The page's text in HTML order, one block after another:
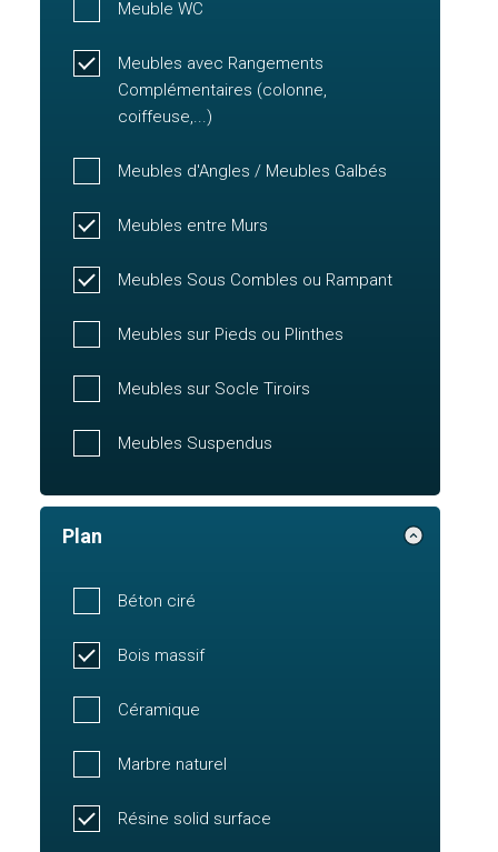
Meuble WC
Meubles avec Rangements
Complémentaires (colonne,
coiffeuse,...)
Meubles d'Angles / Meubles Galbés
Meubles entre Murs
Meubles Sous Combles ou Rampant
Meubles sur Pieds ou Plinthes
Meubles sur Socle Tiroirs
Meubles Suspendus
Plan
Béton ciré
Bois massif
Céramique
Marbre naturel
Résine solid surface